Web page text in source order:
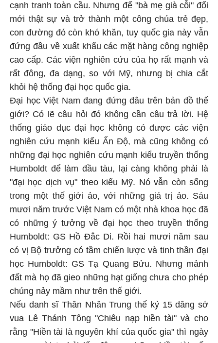
cạnh tranh toàn cầu. Nhưng để "bà mẹ già cỗi" đổi
mới thật sự và trở thành một công chúa trẻ đẹp,
con đường đó còn khó khăn, tuy quốc gia này vẫn
đứng đầu về xuất khẩu các mặt hàng công nghiệp
cao cấp. Các viện nghiên cứu của họ rất mạnh và
rất đông, đa dạng, so với Mỹ, nhưng bị chia cắt
khỏi hệ thống đại học quốc gia.
Đại học Việt Nam đang đứng đâu trên bản đồ thế
giới? Có lẽ câu hỏi đó không cần câu trả lời. Hệ
thống giáo dục đại học không có được các viện
nghiên cứu mạnh kiểu Ấn Độ, mà cũng không có
những đại học nghiên cứu mạnh kiểu truyền thống
Humboldt để làm đầu tàu, lại càng không phải là
"đại học dịch vụ" theo kiểu Mỹ. Nó vẫn còn sống
trong một thế giới ảo, với những giá trị ảo. Sáu
mươi năm trước Việt Nam có một nhà khoa học đã
có những ý tưởng về đại học theo truyền thống
Humboldt: GS Hồ Đắc Di. Rồi hai mươi năm sau
có vị Bộ trưởng có tầm chiến lược và tinh thần đại
học Humboldt: GS Tạ Quang Bửu. Nhưng mảnh
đất mà họ đã gieo những hạt giống chưa cho phép
chúng nảy mầm như trên thế giới.
Nếu danh sĩ Thân Nhân Trung thế kỷ 15 dâng sớ
vua Lê Thánh Tông "Chiêu nạp hiền tài" và cho
rằng "Hiền tài là nguyên khí của quốc gia" thì ngày